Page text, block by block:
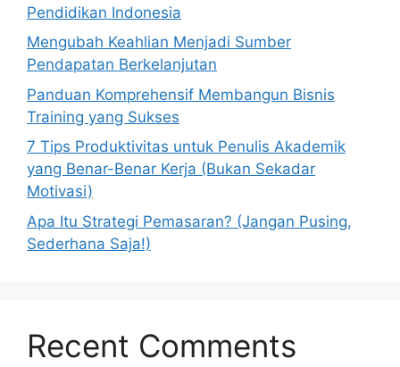
Pendidikan Indonesia
Mengubah Keahlian Menjadi Sumber
Pendapatan Berkelanjutan
Panduan Komprehensif Membangun Bisnis
Training yang Sukses
7 Tips Produktivitas untuk Penulis Akademik
yang Benar-Benar Kerja (Bukan Sekadar
Motivasi)
Apa Itu Strategi Pemasaran? (Jangan Pusing,
Sederhana Saja!)
Recent Comments